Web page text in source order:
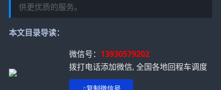
供更优质的服务。
本文目录导读：
微信号： 13930579202
拨打电话添加微信, 全国各地回程车调度